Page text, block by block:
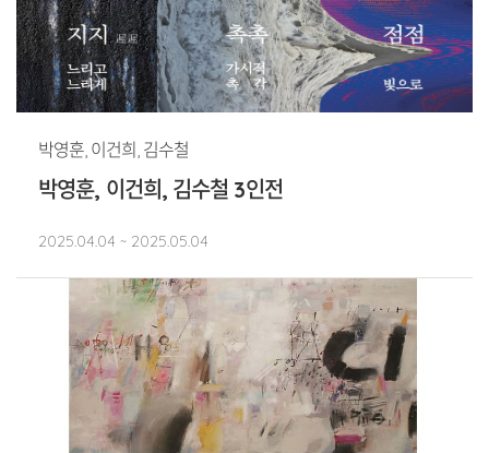
박영훈, 이건희, 김수철
박영훈, 이건희, 김수철 3인전
2025.04.04 ~ 2025.05.04